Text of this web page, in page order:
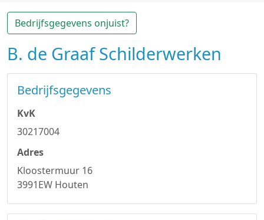
Bedrijfsgegevens onjuist?
B. de Graaf Schilderwerken
Bedrijfsgegevens
KvK
30217004
Adres
Kloostermuur 16
3991EW Houten